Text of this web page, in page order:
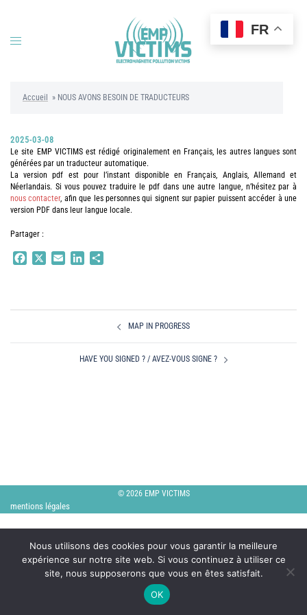
Ouvrir/fermer
Accueil » NOUS AVONS BESOIN DE TRADUCTEURS
2025-03-08
Le site EMP VICTIMS est rédigé originalement en Français, les autres langues sont
générées par un traducteur automatique.
La version pdf est pour l’instant disponible en Français, Anglais, Allemand et
Néerlandais. Si vous pouvez traduire le pdf dans une autre langue, n’hésitez par à
nous contacter, afin que les personnes qui signent sur papier puissent accéder à une
version PDF dans leur langue locale.
Partager :
Facebook Email LinkedIn
d’article
MAP IN PROGRESS
HAVE YOU SIGNED ? / AVEZ-VOUS SIGNE ?
© 2026 EMP VICTIMS
mentions légales
FR
Nous utilisons des cookies pour vous garantir la meilleure
expérience sur notre site web. Si vous continuez à utiliser ce
site, nous supposerons que vous en êtes satisfait.
OK